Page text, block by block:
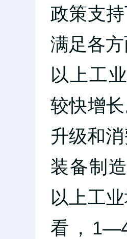
政策支
满足各
以上工
较快增
升级和
装备制
以上工
看，